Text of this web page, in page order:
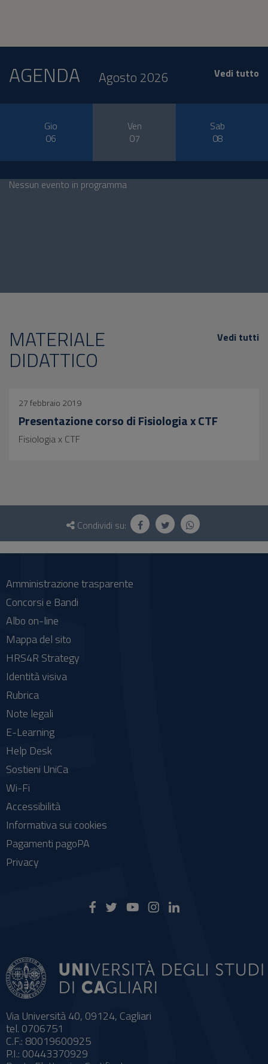
AGENDA Agosto 2026 Vedi tutto
Gio
06
Ven
07
Sab
08
Nessun evento in programma
MATERIALE
DIDATTICO
Vedi tutti
27 febbraio 2019
Presentazione corso di Fisiologia x CTF
Fisiologia x CTF
Questionario
social
Condividi su:
Via Università 40, 09124, Cagliari
tel. 0706751
C.F.: 80019600925
P.I.: 00443370929
Amministrazione trasparente
Concorsi e Bandi
Albo on-line
Mappa del sito
HRS4R Strategy
Identità visiva
Rubrica
Note legali
E-Learning
Help Desk
Sostieni UniCa
Wi-Fi
Accessibilità
Informativa sui cookies
Pagamenti pagoPA
Privacy